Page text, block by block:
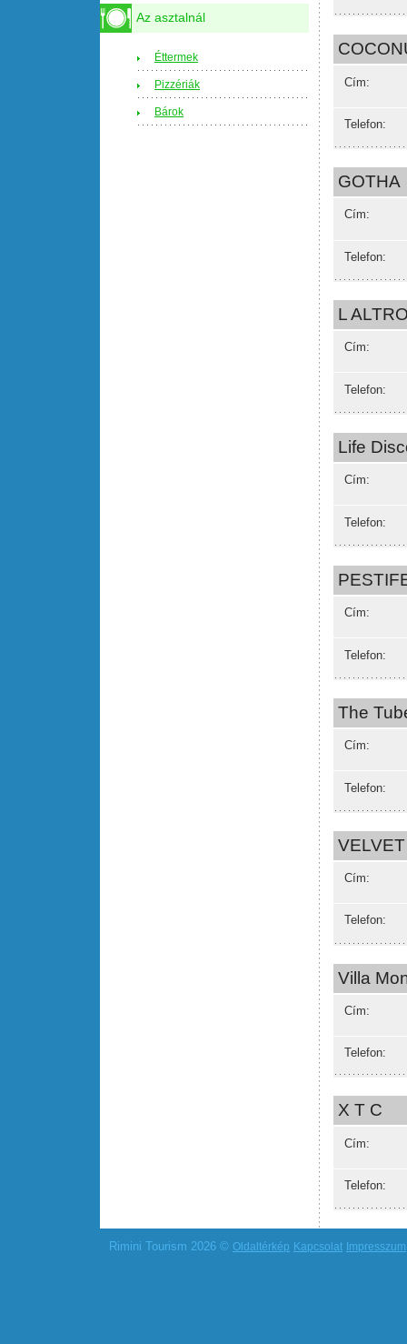
Cím:
Telefon:
GOTHA
Cím:
Telefon:
L
Cím:
Telefon:
Life
Cím:
Telefon:
Cím:
Telefon:
The
Cím:
Telefon:
Cím:
Telefon:
Villa
Cím:
Telefon:
X T C
Cím:
Telefon:
Az asztalnál
Éttermek
Pizzériák
Bárok
Rimini Tourism 2026 © Oldaltérkép Kapcsolat Impresszum